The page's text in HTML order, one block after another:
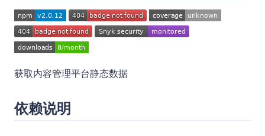
获取内容管理平台静态数据
依赖说明